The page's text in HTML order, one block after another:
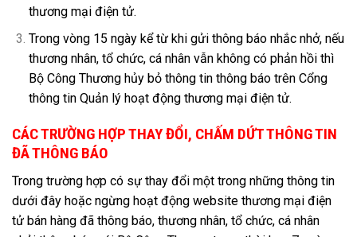
thương mại điện tử.
Trong vòng 15 ngày kể từ khi gửi thông báo nhắc nhở, nếu
thương nhân, tổ chức, cá nhân vẫn không có phản hồi thì
Bộ Công Thương hủy bỏ thông tin thông báo trên Cổng
thông tin Quản lý hoạt động thương mại điện tử.
CÁC TRƯỜNG HỢP THAY ĐỔI, CHẤM DỨT THÔNG TIN
ĐÃ THÔNG BÁO
Trong trường hợp có sự thay đổi một trong những thông tin
dưới đây hoặc ngừng hoạt động website thương mại điện
tử bán hàng đã thông báo, thương nhân, tổ chức, cá nhân